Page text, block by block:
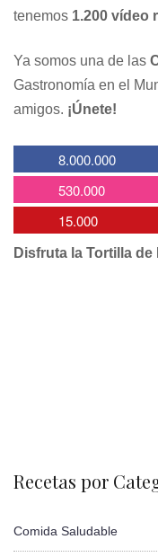
tenemos 1.200 vídeo
Ya somos una de las
Gastronomía en el
amigos. ¡Únete!
8.000.000
530.000
15.000
Disfruta la Tortilla
Recetas por
Comida Saludable